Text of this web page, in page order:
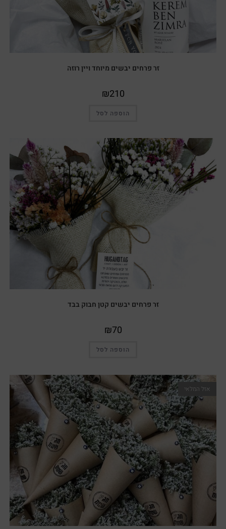
זר פרחים יבשים מיוחד ויין רוזה
₪210
הוספה לסל
זר פרחים יבשים קטן חבוק בבד
₪70
הוספה לסל
אזל המלאי